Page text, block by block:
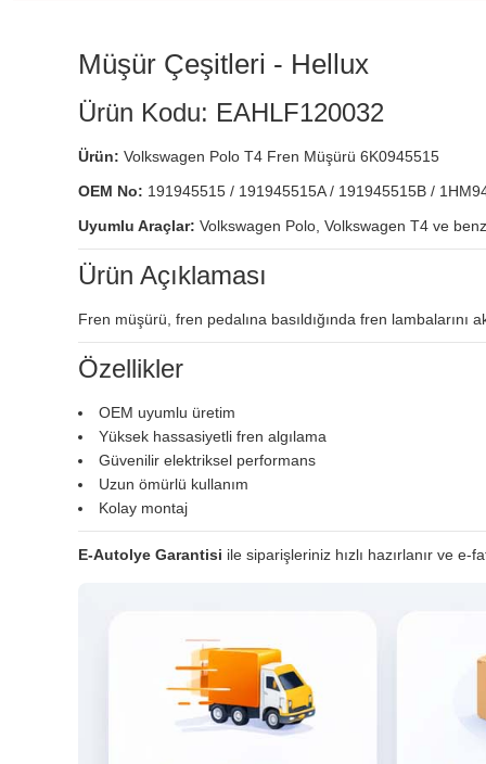
Müşür Çeşitleri - Hellux
Ürün Kodu: EAHLF120032
Ürün: Volkswagen Polo T4 Fren Müşürü 6K0945515
OEM No: 191945515 / 191945515A / 191945515B /
Uyumlu Araçlar: Volkswagen Polo, Volkswagen T4 ve
Ürün Açıklaması
Fren müşürü, fren pedalına basıldığında fren
Özellikler
OEM uyumlu üretim
Yüksek hassasiyetli fren algılama
Güvenilir elektriksel performans
Uzun ömürlü kullanım
Kolay montaj
E-Autolye Garantisi ile siparişleriniz hızlı hazırlanır ve e-